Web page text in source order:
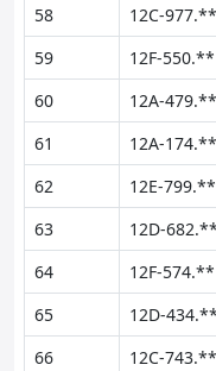
58
12C-977.**
59
12F-550.**
60
12A-479.**
61
12A-174.**
62
12E-799.**
63
12D-682.**
64
12F-574.**
65
12D-434.**
66
12C-743.**